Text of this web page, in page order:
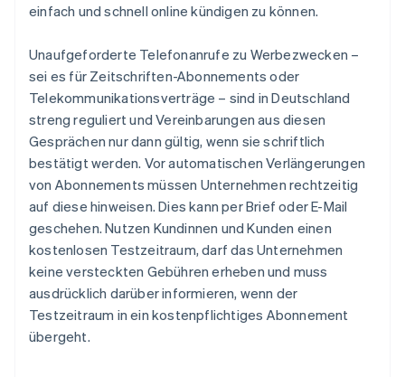
einfach und schnell online kündigen zu können.
Unaufgeforderte Telefonanrufe zu Werbezwecken –
sei es für Zeitschriften-Abonnements oder
Telekommunikationsverträge – sind in Deutschland
streng reguliert und Vereinbarungen aus diesen
Gesprächen nur dann gültig, wenn sie schriftlich
bestätigt werden. Vor automatischen Verlängerungen
von Abonnements müssen Unternehmen rechtzeitig
auf diese hinweisen. Dies kann per Brief oder E-Mail
geschehen. Nutzen Kundinnen und Kunden einen
kostenlosen Testzeitraum, darf das Unternehmen
keine versteckten Gebühren erheben und muss
ausdrücklich darüber informieren, wenn der
Testzeitraum in ein kostenpflichtiges Abonnement
übergeht.